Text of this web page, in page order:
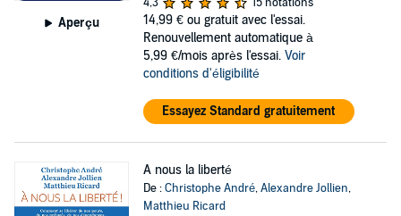
Aperçu 14,99 € ou gratuit avec l'essai.
Renouvellement automatique à
5,99 €/mois après l'essai. Voir
conditions d'éligibilité
Essayez Standard gratuitement
A nous la liberté
De :Christophe André,Alexandre Jollien,
Matthieu Ricard